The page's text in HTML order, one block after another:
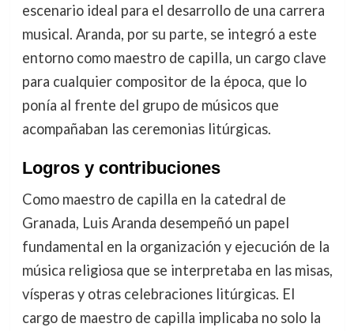
escenario ideal para el desarrollo de una carrera
musical. Aranda, por su parte, se integró a este
entorno como maestro de capilla, un cargo clave
para cualquier compositor de la época, que lo
ponía al frente del grupo de músicos que
acompañaban las ceremonias litúrgicas.
Logros y contribuciones
Como maestro de capilla en la catedral de
Granada, Luis Aranda desempeñó un papel
fundamental en la organización y ejecución de la
música religiosa que se interpretaba en las misas,
vísperas y otras celebraciones litúrgicas. El
cargo de maestro de capilla implicaba no solo la